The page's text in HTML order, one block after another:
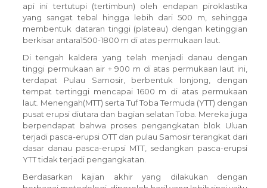
api ini tertutupi (tertimbun) oleh endapan piroklastika
yang sangat tebal hingga lebih dari 500 m, sehingga
membentuk dataran tinggi (plateau) dengan ketinggian
berkisar antara1500-1800 m di atas permukaan laut.
Di tengah kaldera yang telah menjadi danau dengan
tinggi permukaan air + 900 m di atas permukaan laut ini,
terdapat Pulau Samosir, berbentuk lonjong, dengan
tempat tertinggi mencapai 1600 m di atas permukaan
laut. Menengah(MTT) serta Tuf Toba Termuda (YTT) dengan
pusat erupsi diutara dan bagian selatan Toba. Mereka juga
berpendapat bahwa proses pengangkatan blok Uluan
terjadi pasca-erupsi OTT dan pulau Samosir terangkat dari
dasar danau pasca-erupsi MTT, sedangkan pasca-erupsi
YTT tidak terjadi pengangkatan.
Berdasarkan kajian akhir yang dilakukan dengan